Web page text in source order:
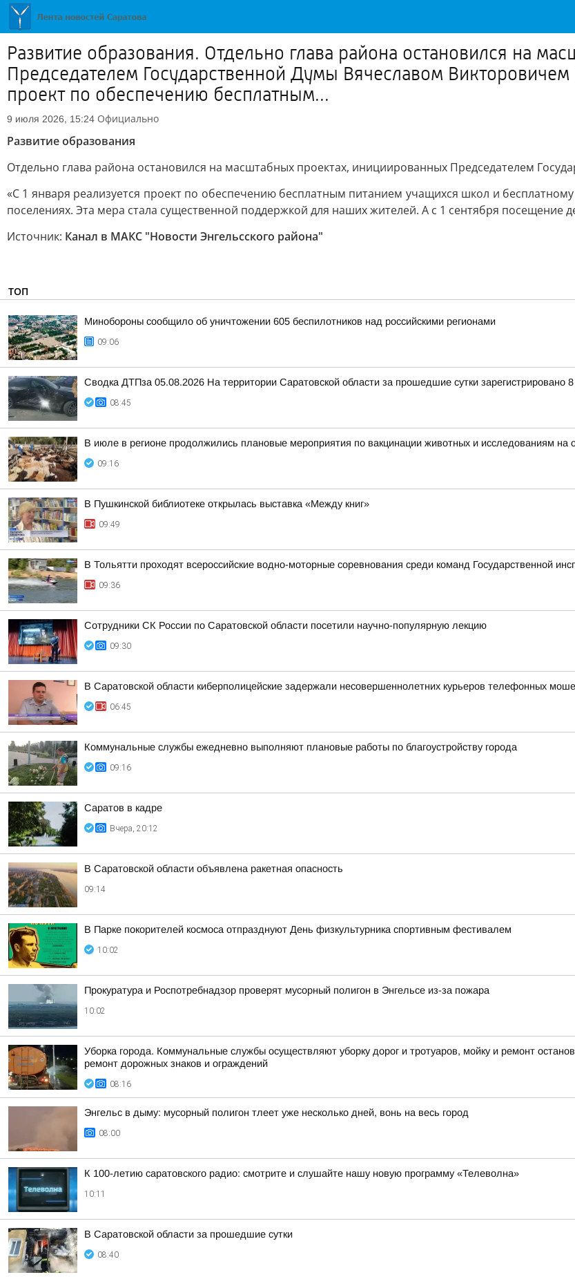
Развитие образования. Отдельно глава района остановился на
Председателем Государственной Думы Вячеславом
проект по обеспечению бесплатным...
9 июля 2026, 15:24 Официально
Развитие образования
Отдельно глава района остановился на масштабных проектах, инициированных Председателем
«С 1 января реализуется проект по обеспечению бесплатным питанием учащихся школ и
поселениях. Эта мера стала существенной поддержкой для наших жителей. А с 1 сентября посещение
Источник: Канал в МАКС "Новости Энгельсского района"
ТОП
Минобороны сообщило об уничтожении 605 беспилотников над российскими регионами
09:06
Сводка ДТПза 05.08.2026 На территории Саратовской области за прошедшие сутки зарегистрировано
08:45
В июле в регионе продолжились плановые мероприятия по вакцинации животных и исследованиям на
09:16
В Пушкинской библиотеке открылась выставка «Между книг»
09:49
В Тольятти проходят всероссийские водно-моторные соревнования среди команд Государственной
09:36
Сотрудники СК России по Саратовской области посетили научно-популярную лекцию
09:30
В Саратовской области киберполицейские задержали несовершеннолетних курьеров телефонных
06:45
Коммунальные службы ежедневно выполняют плановые работы по благоустройству города
09:16
Саратов в кадре
Вчера, 20:12
В Саратовской области объявлена ракетная опасность
09:14
В Парке покорителей космоса отпразднуют День физкультурника спортивным фестивалем
10:02
Прокуратура и Роспотребнадзор проверят мусорный полигон в Энгельсе из-за пожара
10:02
Уборка города. Коммунальные службы осуществляют уборку дорог и тротуаров, мойку и ремонт
ремонт дорожных знаков и ограждений
08:16
Энгельс в дыму: мусорный полигон тлеет уже несколько дней, вонь на весь город
08:00
К 100-летию саратовского радио: смотрите и слушайте нашу новую программу «Телеволна»
10:11
В Саратовской области за прошедшие сутки
08:40